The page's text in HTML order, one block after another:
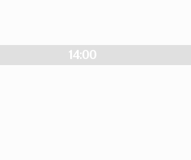
14:00